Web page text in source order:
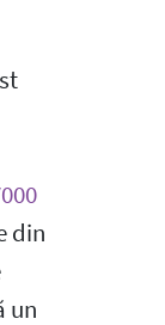
din
un